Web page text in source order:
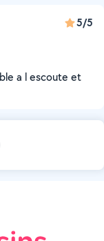
5/5
a l escoute et